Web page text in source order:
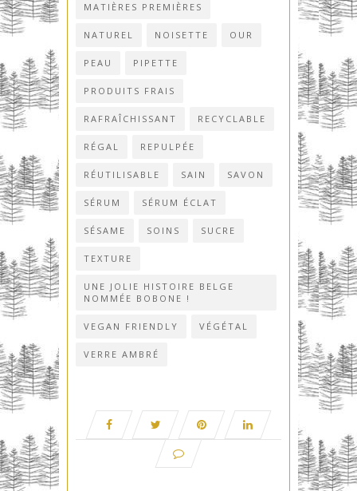
MATIÈRES PREMIÈRES
NATUREL NOISETTE OUR
PEAU PIPETTE
PRODUITS FRAIS
RAFRAÎCHISSANT RECYCLABLE
RÉGAL REPULPÉE
RÉUTILISABLE SAIN SAVON
SÉRUM SÉRUM ÉCLAT
SÉSAME SOINS SUCRE
TEXTURE
UNE JOLIE HISTOIRE BELGE
NOMMÉE BOBONE !
VEGAN FRIENDLY VÉGÉTAL
VERRE AMBRÉ